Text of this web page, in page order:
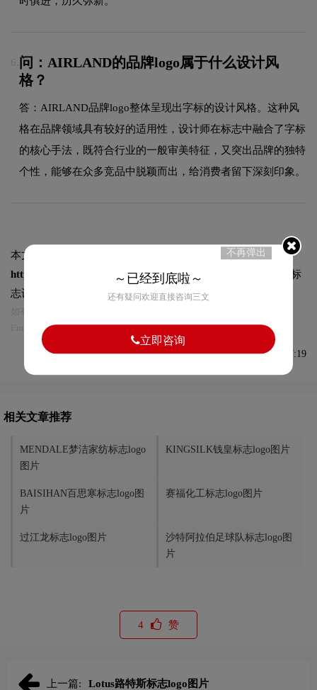
6. 问：AIRLAND的品牌logo属于什么设计风
格？
答：AIRLAND品牌logo整体呈现出字标的设计风格。这种风
格在品牌领域具有较好的适用性，设计师在标志中融合了字标
的核心手法，既符合行业的一般审美特征，又突出品牌的独特
个性，能够在众多竞品中脱颖而出，给消费者留下深刻印象。
本文标题和链接
https://logo9.net/works/10949.html转载时请注明出处为诗宸标
志设计及本链接!
Email:75696531@qq.com，我们将第一时间安排删除。
发布于2023-05-16 09:17:19
相关文章推荐
MENDALE梦洁家纺标志logo
图片
KINGSILK钱皇标志logo图片
BAISIHAN百思寒标志logo图
片
赛福化工标志logo图片
过江龙标志logo图片
沙特阿拉伯足球队标志logo图
片
4 赞
上一篇: Lotus路特斯标志logo图片
不再弹出
～已经到底啦～
还有疑问欢迎直接咨询三文
立即咨询